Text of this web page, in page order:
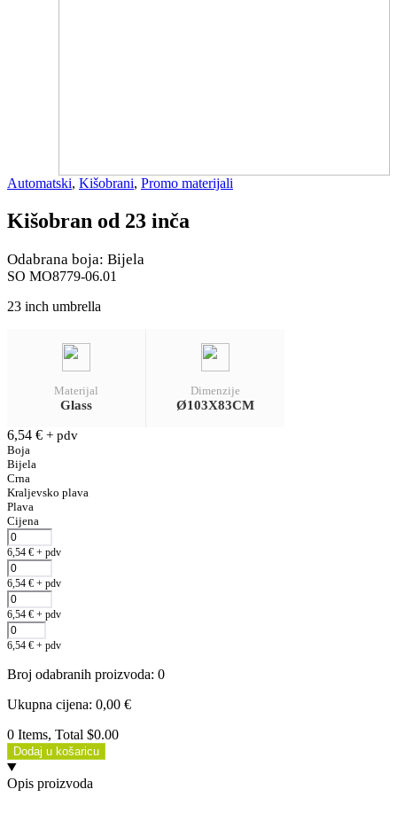
Automatski, Kišobrani, Promo materijali
Kišobran od 23 inča
Odabrana boja: Bijela
SO MO8779-06.01
23 inch umbrella
Materijal
Glass
Dimenzije
Ø103X83CM
6,54 € + pdv
Boja
Bijela
Crna
Kraljevsko plava
Plava
Cijena
6,54 € + pdv
6,54 € + pdv
6,54 € + pdv
6,54 € + pdv
Broj odabranih proizvoda: 0
Ukupna cijena: 0,00 €
0 Items, Total $0.00
Dodaj u košaricu
Opis proizvoda